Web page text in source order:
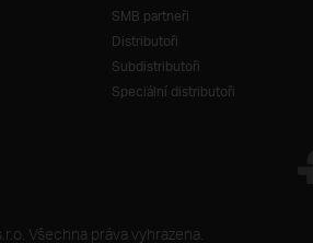
SMB partneři
Distributoři
Subdistributoři
Speciální distributoři
Všechna práva vyhrazena.